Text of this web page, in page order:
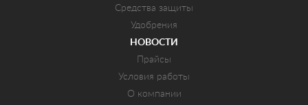
Средства защиты
Удобрения
НОВОСТИ
Прайсы
Условия работы
О компании